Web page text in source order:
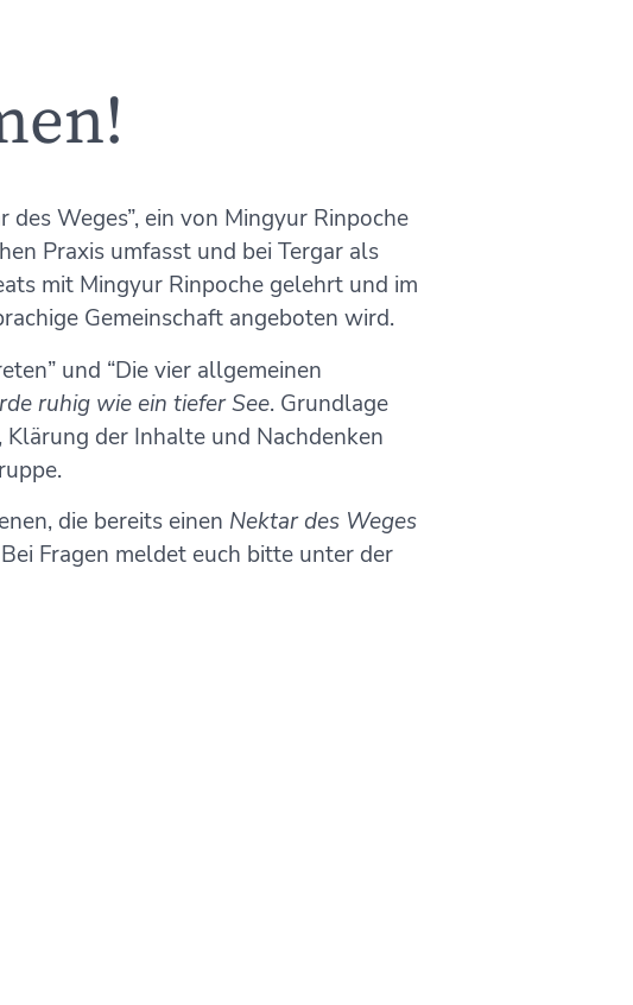
Weges”, ein von Mingyur Rinpoche
Praxis umfasst und bei Tergar als
mit Mingyur Rinpoche gelehrt und im
Gemeinschaft angeboten wird.
und “Die vier allgemeinen
ruhig wie ein tiefer See. Grundlage
der Inhalte und Nachdenken
die bereits einen Nektar des Weges
Fragen meldet euch bitte unter der